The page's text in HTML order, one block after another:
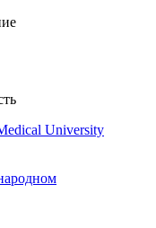
University